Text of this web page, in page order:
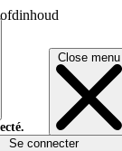
Close menu
Se connecter